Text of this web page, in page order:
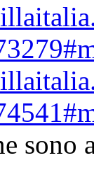
sono